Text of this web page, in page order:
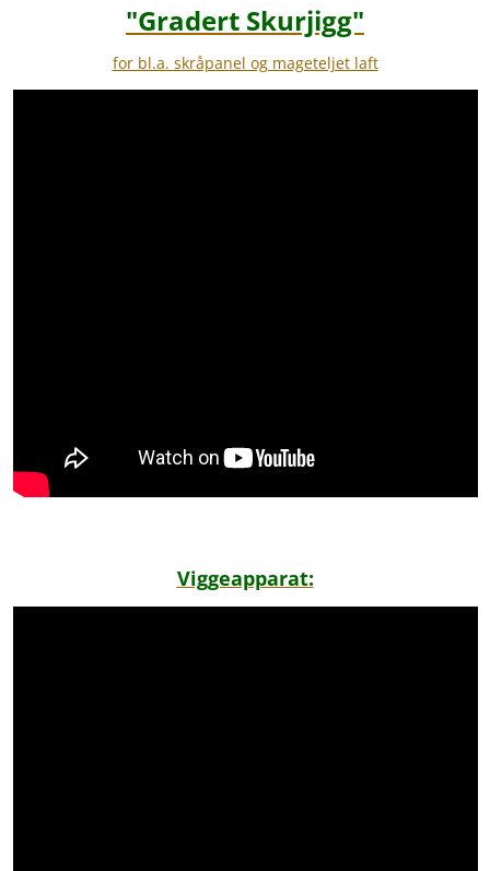
"Gradert Skurjigg"
for bl.a. skråpanel og mageteljet laft
Viggeapparat: